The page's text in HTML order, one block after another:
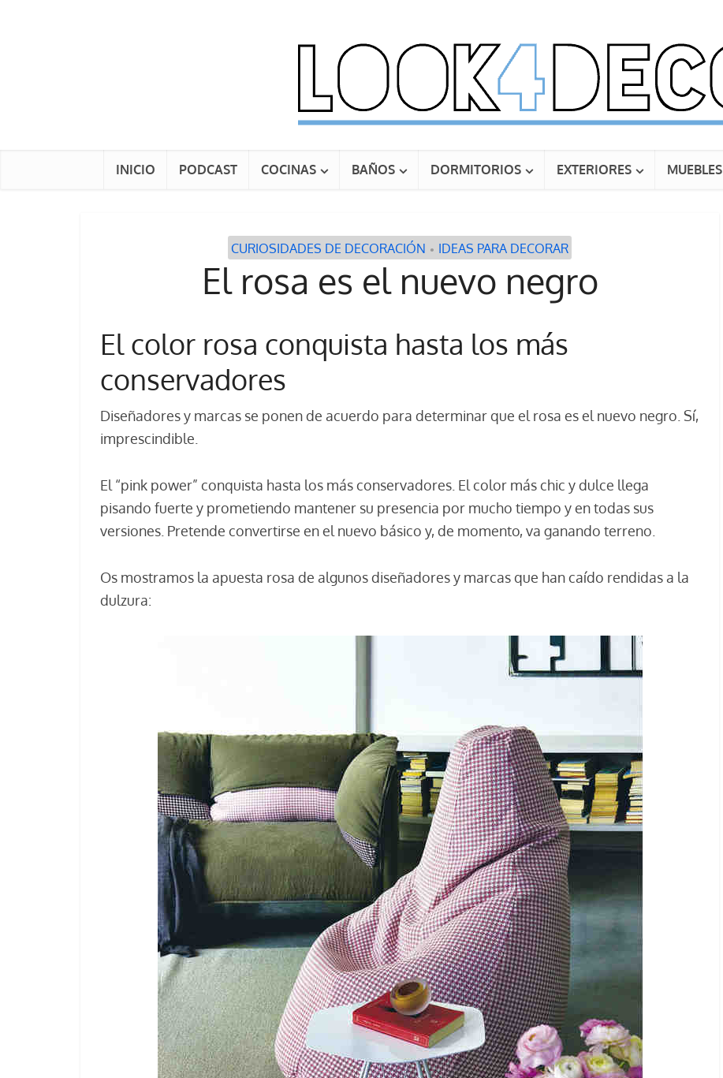
INICIO PODCAST COCINAS BAÑOS DORMITORIOS EXTERIORES MUEBLES
CURIOSIDADES DE DECORACIÓN • IDEAS PARA DECORAR
El rosa es el nuevo negro
El color rosa conquista hasta los más
conservadores
Diseñadores y marcas se ponen de acuerdo para determinar que el rosa es el nuevo negro. Sí,
imprescindible.
El “pink power” conquista hasta los más conservadores. El color más chic y dulce llega
pisando fuerte y prometiendo mantener su presencia por mucho tiempo y en todas sus
versiones. Pretende convertirse en el nuevo básico y, de momento, va ganando terreno.
Os mostramos la apuesta rosa de algunos diseñadores y marcas que han caído rendidas a la
dulzura: